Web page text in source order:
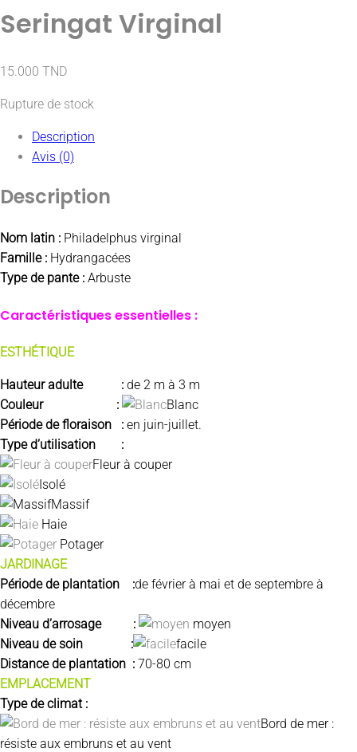
Seringat Virginal
15.000 TND
Rupture de stock
Description
Avis (0)
Description
Nom latin : Philadelphus virginal
Famille : Hydrangacées
Type de pante : Arbuste
Caractéristiques essentielles :
ESTHÉTIQUE
Hauteur adulte : de 2 m à 3 m
Couleur :
Blanc
Période de floraison : en juin-juillet.
Type d’utilisation :
Fleur à couper
Isolé
Massif
Haie
Potager
JARDINAGE
Période de plantation :de février à mai et de septembre à
décembre
Niveau d’arrosage :
moyen
Niveau de soin :
facile
Distance de plantation : 70-80 cm
EMPLACEMENT
Type de climat :
Bord de mer :
résiste aux embruns et au vent